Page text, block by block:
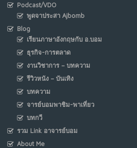
Podcast/VDO
พูดจาประสา Ajbomb
Blog
เรียนภาษาอังกฤษกับ อ.บอม
ธุรกิจ-การตลาด
งานวิชาการ – บทความ
รีวิวหนัง – บันเทิง
บทความ
จารย์บอมพาชิม-พาเที่ยว
บทกวี
รวม Link อาจารย์บอม
About Me